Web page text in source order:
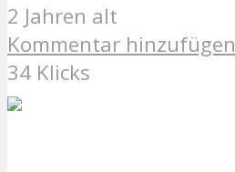
2 Jahren alt
Kommentar hinzufügen
34 Klicks